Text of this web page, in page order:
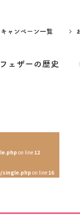
on line12
on line16